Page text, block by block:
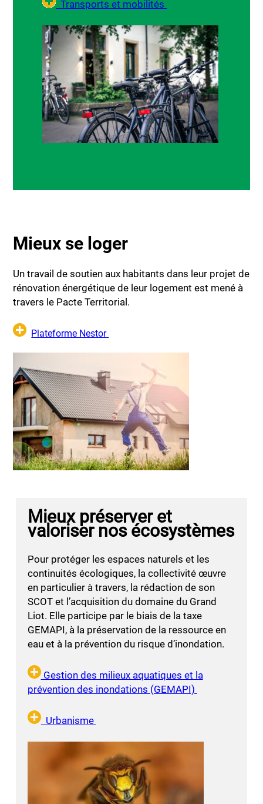
Transports et mobilités
Mieux se loger
Un travail de soutien aux habitants dans leur projet de
rénovation énergétique de leur logement est mené à
travers le Pacte Territorial.
Plateforme Nestor
Mieux préserver et
valoriser nos écosystèmes
Pour protéger les espaces naturels et les
continuités écologiques, la collectivité œuvre
en particulier à travers, la rédaction de son
SCOT et l’acquisition du domaine du Grand
Liot. Elle participe par le biais de la taxe
GEMAPI, à la préservation de la ressource en
eau et à la prévention du risque d’inondation.
Gestion des milieux aquatiques et la
prévention des inondations (GEMAPI)
Urbanisme